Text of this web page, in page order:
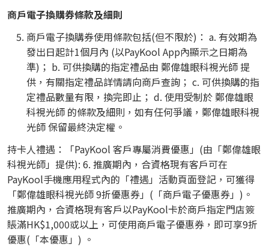
商戶電子換購券條款及細則
商戶電子換購券使用條款包括(但不限於)： a. 有效期為
發出日起計1個月內 (以PayKool App內顯示之日期為
準)； b. 可供換購的指定禮品由 鄭偉雄眼科視光師 提
供，有關指定禮品詳情請向商戶查詢； c. 可供換購的指
定禮品數量有限，換完即止； d. 使用受制於 鄭偉雄眼
科視光師 的條款及細則，如有任何爭議，鄭偉雄眼科視
光師 保留最終決定權。
持卡人禮遇：「PayKool 客戶專屬消費優惠」(由「鄭偉雄眼
科視光師」提供): 6. 推廣期內，合資格現有客戶可在
PayKool手機應用程式內的「禮遇」活動頁面登記，可獲得
「鄭偉雄眼科視光師 9折優惠券」(「商戶電子優惠券」)。
推廣期內，合資格現有客戶以PayKool卡於商戶指定門店簽
賬滿HK$1,000或以上，可使用商戶電子優惠券，即可享9折
優惠(「本優惠」) 。